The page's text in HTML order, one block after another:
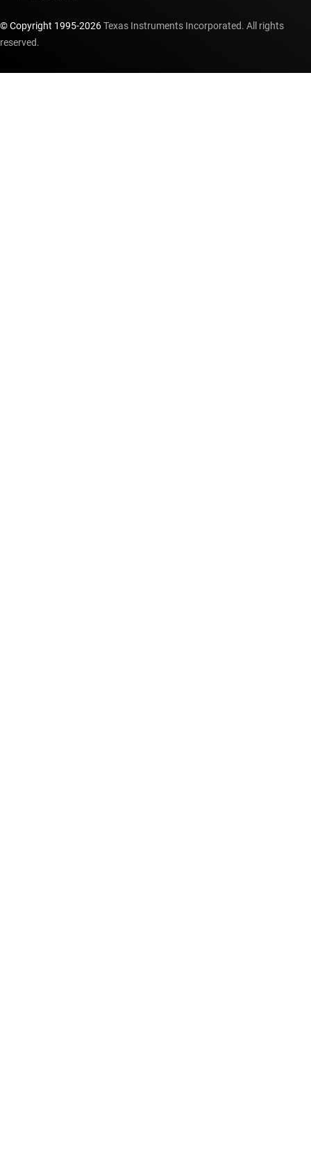
© Copyright 1995-2026Texas Instruments Incorporated. All rights
reserved.